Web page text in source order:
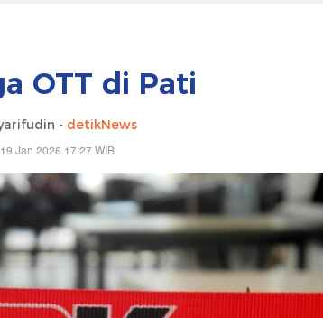
OTT di Pati
- detikNews
Jan 2026 17:27 WIB